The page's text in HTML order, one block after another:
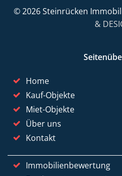
© 2026 Steinrücken
&
Home
Kauf-Objekte
Miet-Objekte
Über uns
Kontakt
Immobilienbewertung